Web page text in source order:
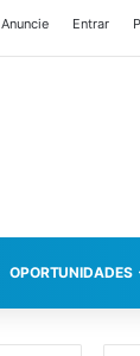
Anuncie Entrar
OPORTUNIDADES